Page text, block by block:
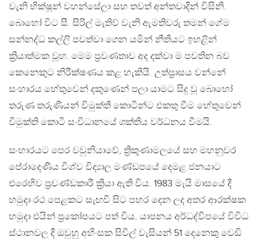
වැනි භික්ෂූන් වහන්සේලා සහ තවත් අන්තවාදීන් විසිනි.
බොහෝ විට සී. සිරිල් මැතිව් වැනි ඇමතිවරු තමන් ගේම
සන්නද්ධ කල්ලි පවත්වා ගෙන යමින් නීතියට ඉහළින්
ක්‍රියාත්මක වූහ. මෙම ප්‍රවණතාව අද දක්වා ම පවතින බව
කෙනෙකුට නිරීක්ෂණය කළ හැකියි. උත්ප්‍රාසය වන්නේ
සංහාරය හේතුවෙන් දකුණෙන් පලා යාමට සිදු වූ බොහෝ
තරුණ තරුණියන් විමුක්ති කොටින්ට එකතු වීම හේතුවෙන්
විමුක්ති කොටි සංවිධානයේ ශක්තිය වර්ධනය වීමයි.
සංහාරයට පෙර වවුනියාවේ, ත්‍රිකුණාමලයේ සහ මහනුවර
පේරාදෙණිය විශ්ව විද්‍යාල මණ්ඩපයේ දෙමළ ජනයාට
එරෙහිව ප්‍රචණ්ඩකාරී ක්‍රියා ඇති විය. 1983 මැයි මාසයේ දී
හමුදා රථ පෙළකට සැඟවී සිට පහර දෙන ලද අතර ආරක්ෂක
හමුදා එයින් ප්‍රකෝපයට පත් විය. යාපනය අර්ධද්වීපයේ විවිධ
ස්ථානවල දී ඔවුහු අහිංසක සිවිල් වැසියන් 51 දෙනෙකු වෙඩි